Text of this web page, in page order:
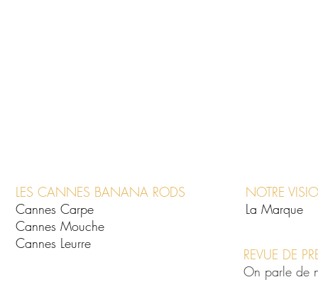
LES CANNES BANANA RODS
Cannes Carpe
Cannes Mouche
Cannes Leurre
NOTRE
La Marque
REVUE DE
On parle de